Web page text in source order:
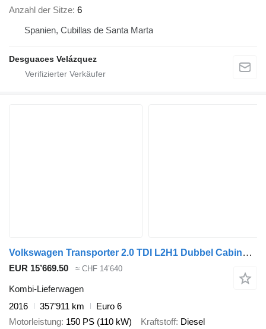
Anzahl der Sitze 6
Spanien, Cubillas de Santa Marta
Desguaces Velázquez
Volkswagen Transporter 2.0 TDI L2H1 Dubbel Cabine Highline | € 12.950,- NET
EUR 15’669.50 ≈ CHF 14’640
Kombi-Lieferwagen
2016
357’911 km
Euro 6
Motorleistung 150 PS (110 kW) Kraftstoff Diesel